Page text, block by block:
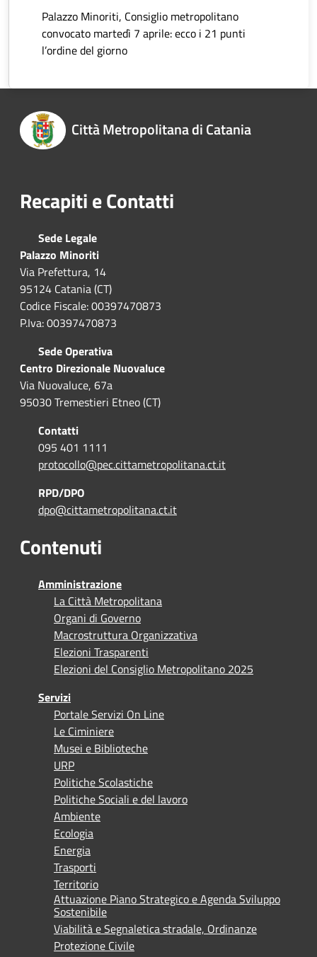
Palazzo Minoriti, Consiglio metropolitano
convocato martedì 7 aprile: ecco i 21 punti
l’ordine del giorno
Città Metropolitana di Catania
Recapiti e Contatti
Sede Legale
Palazzo Minoriti
Via Prefettura, 14
95124 Catania (CT)
Codice Fiscale: 00397470873
P.Iva: 00397470873
Sede Operativa
Centro Direzionale Nuovaluce
Via Nuovaluce, 67a
95030 Tremestieri Etneo (CT)
Contatti
095 401 1111
protocollo@pec.cittametropolitana.ct.it
RPD/DPO
dpo@cittametropolitana.ct.it
Contenuti
Amministrazione
La Città Metropolitana
Organi di Governo
Macrostruttura Organizzativa
Elezioni Trasparenti
Elezioni del Consiglio Metropolitano 2025
Servizi
Portale Servizi On Line
Le Ciminiere
Musei e Biblioteche
URP
Politiche Scolastiche
Politiche Sociali e del lavoro
Ambiente
Ecologia
Energia
Trasporti
Territorio
Attuazione Piano Strategico e Agenda Sviluppo
Sostenibile
Viabilità e Segnaletica stradale, Ordinanze
Protezione Civile